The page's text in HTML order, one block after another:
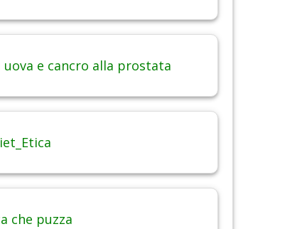
uova e cancro alla prostata
che puzza